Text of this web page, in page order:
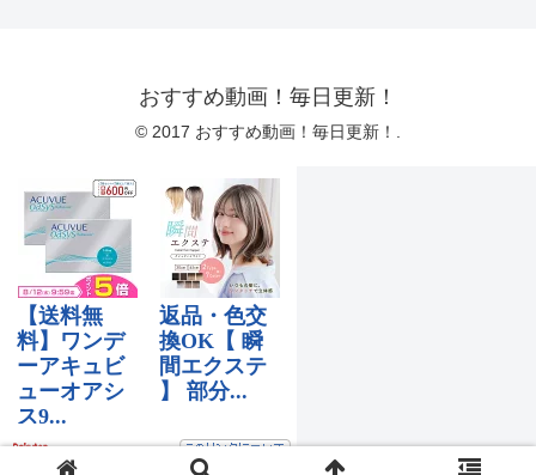
おすすめ動画！毎日更新！
© 2017 おすすめ動画！毎日更新！.